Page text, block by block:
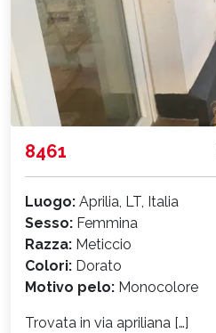
8461
Luogo: Aprilia, LT, Italia
Sesso: Femmina
Razza: Meticcio
Colori: Dorato
Motivo pelo: Monocolore
Trovata in via apriliana […]